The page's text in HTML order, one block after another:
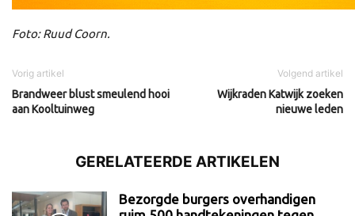
Foto: Ruud Coorn.
Vorig artikel
Brandweer blust smeulend hooi
aan Kooltuinweg
Volgend artikel
Wijkraden Katwijk zoeken
nieuwe leden
GERELATEERDE ARTIKELEN
Bezorgde burgers overhandigen